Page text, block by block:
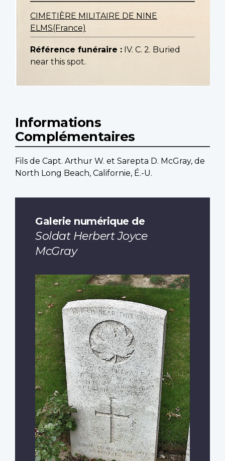
CIMETIÈRE MILITAIRE DE NINE
ELMS(France)
Référence funéraire : IV. C. 2. Buried
near this spot.
Informations
Complémentaires
Fils de Capt. Arthur W. et Sarepta D. McGray, de
North Long Beach, Californie, É.-U.
Galerie numérique de
Soldat Herbert Joyce
McGray